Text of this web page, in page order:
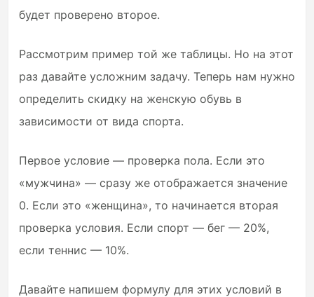
будет проверено второе.
Рассмотрим пример той же таблицы. Но на этот
раз давайте усложним задачу. Теперь нам нужно
определить скидку на женскую обувь в
зависимости от вида спорта.
Первое условие — проверка пола. Если это
«мужчина» — сразу же отображается значение
0. Если это «женщина», то начинается вторая
проверка условия. Если спорт — бег — 20%,
если теннис — 10%.
Давайте напишем формулу для этих условий в